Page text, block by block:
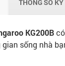
THÔNG SỐ
KG200B
sống nhà